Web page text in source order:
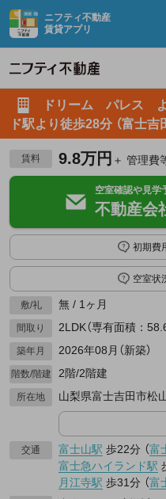
ニフティ不動産
賃貸アプリ
ドリーム パレス
ド駅より徒歩28分 （富士
賃料 9.8万円 ＋ 管理費
空室確認や見学
不動産会
初期費
空室状
敷/礼 無 / 1ヶ月
間取り 2LDK（専有面積：58.6
築年月 2026年08月（新築）
階数/階建 2階/2階建
所在地 山梨県富士吉田市松
交通 富士山駅 歩22分 （富
富士急ハイランド駅
月江寺駅 歩31分 （富